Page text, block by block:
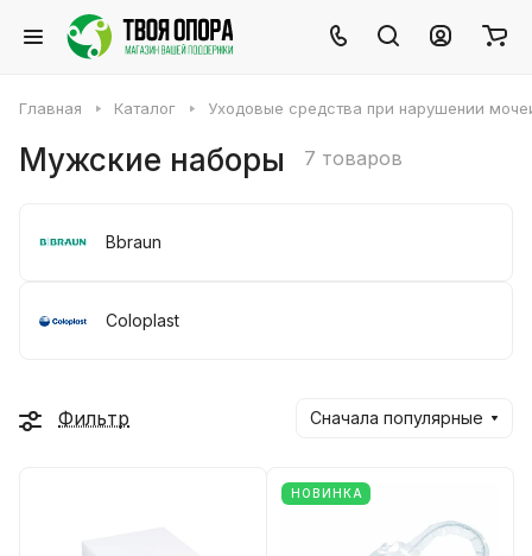
Главная Каталог Уходовые средства при нарушении
Мужские наборы 7 товаров
Вbraun
Соloplast
Фильтр Сначала популярные
НОВИНКА